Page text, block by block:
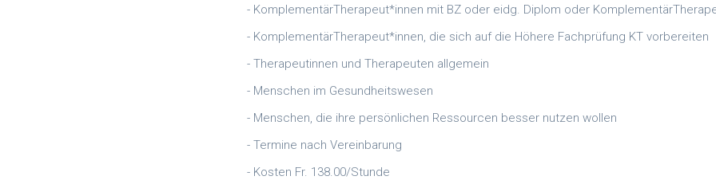
- KomplementärTherapeut*innen mit BZ oder eidg. Diplom oder
- KomplementärTherapeut*innen, die sich auf die Höhere Fachprüfung KT vorbereiten
- Therapeutinnen und Therapeuten allgemein
- Menschen im Gesundheitswesen
- Menschen, die ihre persönlichen Ressourcen besser nutzen wollen
- Termine nach Vereinbarung
- Kosten Fr. 138.00/Stunde